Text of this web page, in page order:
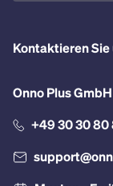
Kontaktieren Sie
Onno Plus GmbH
+49 30 30 80